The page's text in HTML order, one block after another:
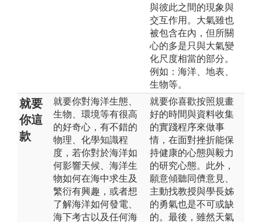
與彼此之間的現象與
交互作用。大氣雖也
被包含在內，但所關
心的多是只與大氣變
化尺度相當的部分。
例如：海洋、地表、
生物等。
就要
你這
款
就要你對海洋生態、
生物、環境等有很高
的好奇心，有不錯的
物理、化學知識程
度，若你對於海洋如
何影響天候、海洋生
物如何在海中求生及
繁衍有興趣，或者想
了解海洋如何發電、
海下考古以及任何海
就要你喜歡按照規畫
好的時間與資料收集
的實踐程序來做事
情，在面對挫折能保
持健康的心態與毅力
的研究心態。此外，
願意傾聽同儕意見、
主動找教授與學長姊
的勇氣也是不可或缺
的。最後，雖然天氣